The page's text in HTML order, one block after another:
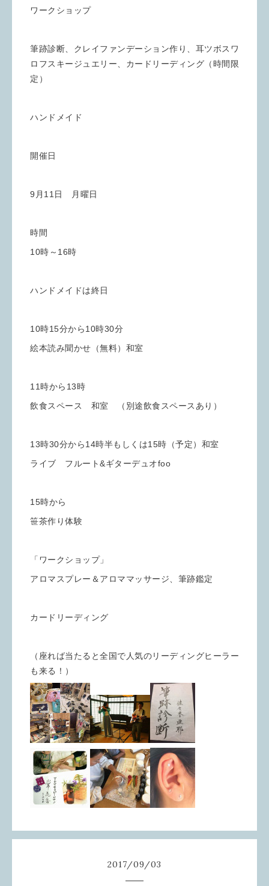
ワークショップ
筆跡診断、クレイファンデーション作り、耳ツボスワ
ロフスキージュエリー、カードリーディング（時間限
定）
ハンドメイド
開催日
9月11日 月曜日
時間
10時～16時
ハンドメイドは終日
10時15分から10時30分
絵本読み聞かせ（無料）和室
11時から13時
飲食スペース 和室 （別途飲食スペースあり）
13時30分から14時半もしくは15時（予定）和室
ライブ フルート&ギターデュオfoo
15時から
笹茶作り体験
「ワークショップ」
アロマスプレー＆アロママッサージ、筆跡鑑定
カードリーディング
（座れば当たると全国で人気のリーディングヒーラー
も来る！）
2017/09/03